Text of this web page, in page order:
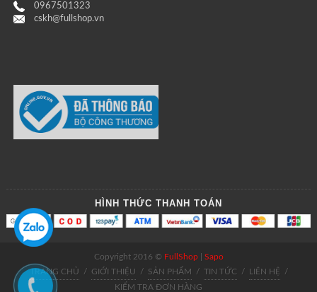
0967501323
cskh@fullshop.vn
HÌNH THỨC THANH TOÁN
Copyright 2016 © FullShop| Sapo
TRANG CHỦ
/ GIỚI THIỆU / SẢN PHẨM / TIN TỨC / LIÊN HỆ
/
KIỂM TRA ĐƠN HÀNG